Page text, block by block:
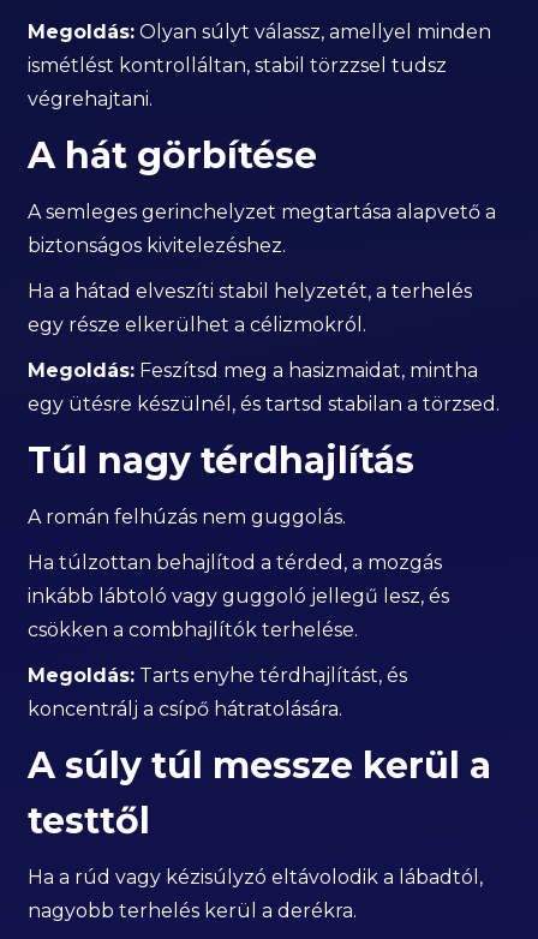
Megoldás: Olyan súlyt válassz, amellyel minden
ismétlést kontrolláltan, stabil törzzsel tudsz
végrehajtani.
A hát görbítése
A semleges gerinchelyzet megtartása alapvető a
biztonságos kivitelezéshez.
Ha a hátad elveszíti stabil helyzetét, a terhelés
egy része elkerülhet a célizmokról.
Megoldás: Feszítsd meg a hasizmaidat, mintha
egy ütésre készülnél, és tartsd stabilan a törzsed.
Túl nagy térdhajlítás
A román felhúzás nem guggolás.
Ha túlzottan behajlítod a térded, a mozgás
inkább lábtoló vagy guggoló jellegű lesz, és
csökken a combhajlítók terhelése.
Megoldás: Tarts enyhe térdhajlítást, és
koncentrálj a csípő hátratolására.
A súly túl messze kerül a
testtől
Ha a rúd vagy kézisúlyzó eltávolodik a lábadtól,
nagyobb terhelés kerül a derékra.